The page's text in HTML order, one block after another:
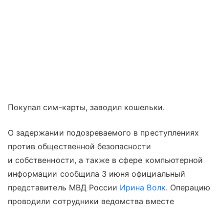
Покупал сим-карты, заводил кошельки.
О задержании подозреваемого в преступлениях
против общественной безопасности
и собственности, а также в сфере компьютерной
информации сообщила 3 июня официальный
представитель МВД России Ирина Волк. Операцию
проводили сотрудники ведомства вместе